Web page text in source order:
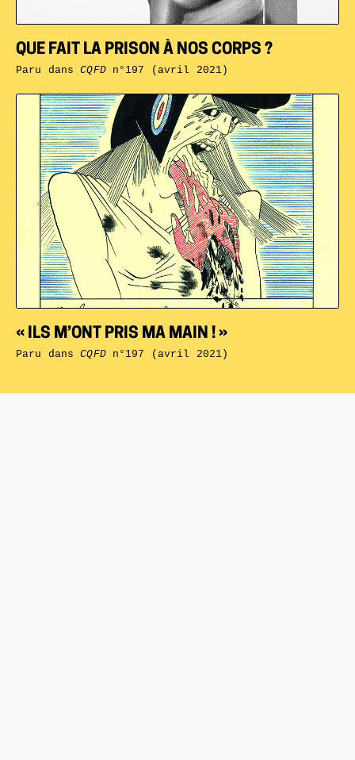
« ILS M’ONT PRIS MA MAIN ! »
Paru dansCQFDn°197 (avril 2021)
QUE FAIT LA PRISON À NOS CORPS ?
Paru dansCQFDn°197 (avril 2021)